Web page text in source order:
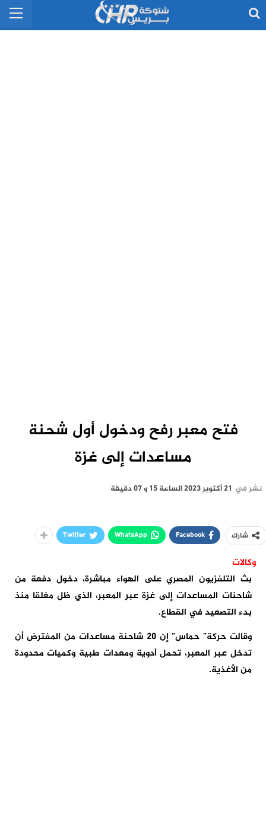
فتح معبر رفح ودخول أول شحنة
مساعدات إلى غزة
نشر في 21 أكتوبر 2023 الساعة 15 و 07 دقيقة
شارك Facebook
WhatsApp
Twitter
وكالات
بث التلفزيون المصري على الهواء مباشرة، دخول دفعة من
شاحنات المساعدات إلى غزة عبر المعبر، الذي ظل مغلقا منذ
بدء التصعيد في القطاع.
وقالت حركة” حماس” إن 20 شاحنة مساعدات من المفترض أن
تدخل عبر المعبر، تحمل أدوية ومعدات طبية وكميات محدودة
من الأغذية.